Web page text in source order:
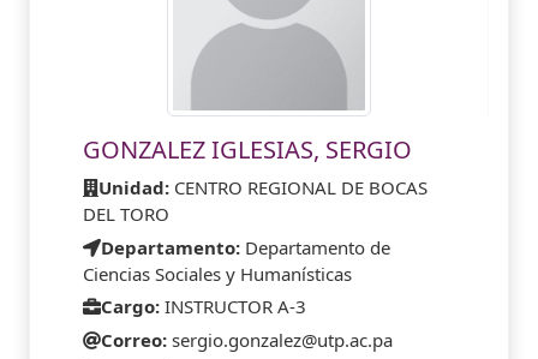
GONZALEZ IGLESIAS, SERGIO
Unidad: CENTRO REGIONAL DE BOCAS
DEL TORO
Departamento: Departamento de
Ciencias Sociales y Humanísticas
Cargo: INSTRUCTOR A-3
Correo: sergio.gonzalez@utp.ac.pa